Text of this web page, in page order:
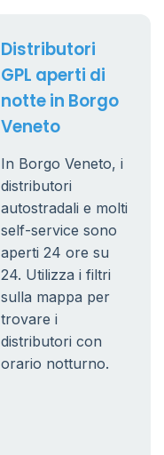
Distributori
GPL aperti di
notte in Borgo
Veneto
In Borgo Veneto, i
distributori
autostradali e molti
self-service sono
aperti 24 ore su
24. Utilizza i filtri
sulla mappa per
trovare i
distributori con
orario notturno.